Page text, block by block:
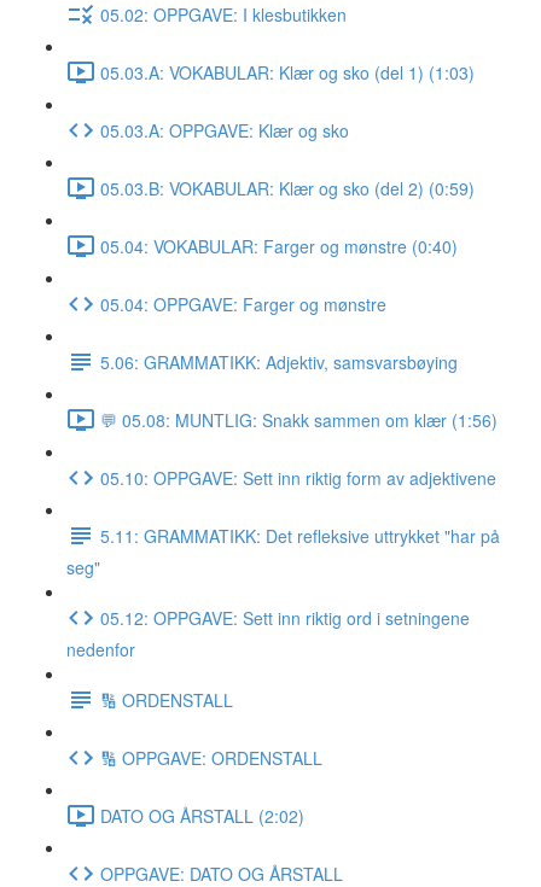
05.02: OPPGAVE: I klesbutikken
05.03.A: VOKABULAR: Klær og sko (del 1) (1:03)
05.03.A: OPPGAVE: Klær og sko
05.03.B: VOKABULAR: Klær og sko (del 2) (0:59)
05.04: VOKABULAR: Farger og mønstre (0:40)
05.04: OPPGAVE: Farger og mønstre
5.06: GRAMMATIKK: Adjektiv, samsvarsbøying
💬 05.08: MUNTLIG: Snakk sammen om klær (1:56)
05.10: OPPGAVE: Sett inn riktig form av adjektivene
5.11: GRAMMATIKK: Det refleksive uttrykket "har på
seg"
05.12: OPPGAVE: Sett inn riktig ord i setningene
nedenfor
🔢 ORDENSTALL
🔢 OPPGAVE: ORDENSTALL
DATO OG ÅRSTALL (2:02)
OPPGAVE: DATO OG ÅRSTALL